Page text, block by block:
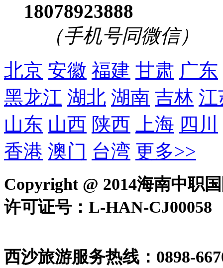
18078923888
（手机号同微信）
北京 安徽 福建 甘肃 广东
黑龙江 湖北 湖南 吉林 江
山东 山西 陕西 上海 四川
香港 澳门 台湾 更多>>
Copyright @ 2014海南中
许可证号：L-HAN-
西沙旅游服务热线 ：0898-